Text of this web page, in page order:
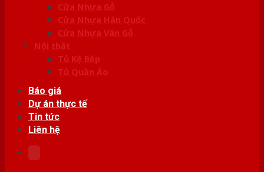
Cửa Nhựa Gỗ
Cửa Nhựa Hàn Quốc
Cửa Nhựa Vân Gỗ
Nội thất
Tủ Kệ Bếp
Tủ Quần Áo
Báo giá
Dự án thực tế
Tin tức
Liên hệ